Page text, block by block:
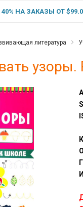
НА ЗАКАЗЫ ОТ
литература